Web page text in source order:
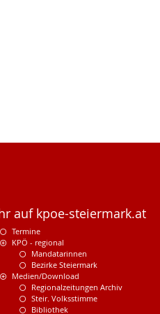
auf kpoe-steiermark.at
Termine
KPÖ - regional
Mandatarinnen
Bezirke Steiermark
Medien/Download
Regionalzeitungen Archiv
Steir. Volksstimme
Bibliothek